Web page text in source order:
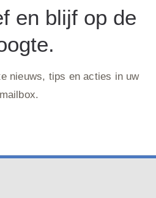
en blijf op de
nieuws, tips en acties in uw
mailbox.